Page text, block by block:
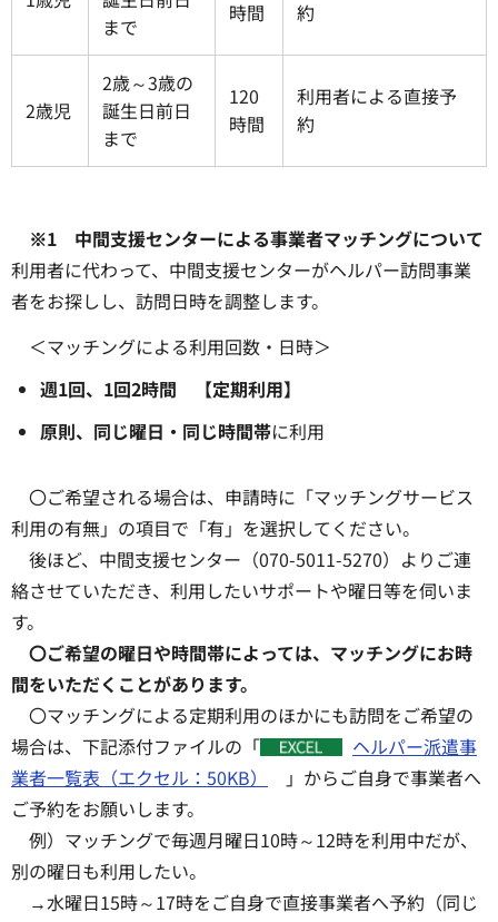
まで
時間
約
2歳児
2歳～3歳の
誕生日前日
まで
120
時間
利用者による直接予
約
※1 中間支援センターによる事業者マッチングについて
利用者に代わって、中間支援センターがヘルパー訪問事業
者をお探しし、訪問日時を調整します。
＜マッチングによる利用回数・日時＞
週1回、1回2時間 【定期利用】
原則、同じ曜日・同じ時間帯に利用
〇ご希望される場合は、申請時に「マッチングサービス
利用の有無」の項目で「有」を選択してください。
後ほど、中間支援センター（070-5011-5270）よりご連
絡させていただき、利用したいサポートや曜日等を伺いま
す。
〇ご希望の曜日や時間帯によっては、マッチングにお時
間をいただくことがあります。
〇マッチングによる定期利用のほかにも訪問をご希望の
場合は、下記添付ファイルの「
ヘルパー派遣事
業者一覧表（エクセル：50KB）
」からご自身で事業者へ
ご予約をお願いします。
例）マッチングで毎週月曜日10時～12時を利用中だが、
別の曜日も利用したい。
→水曜日15時～17時をご自身で直接事業者へ予約（同じ